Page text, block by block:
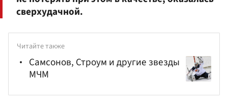
сверхудачной.
Читайте также
Самсонов, Строум и другие звезды
МЧМ